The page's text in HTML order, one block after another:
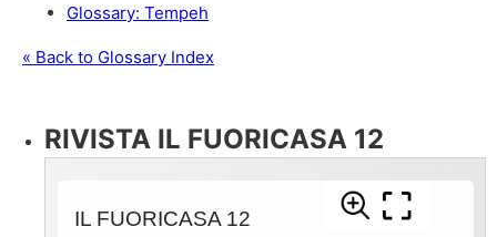
Glossary: Tempeh
« Back to Glossary Index
RIVISTA IL FUORICASA 12